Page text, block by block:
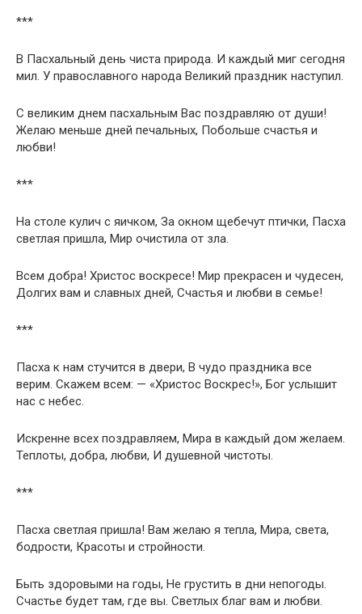
***
В Пасхальный день чиста природа. И каждый миг сегодня
мил. У православного народа Великий праздник наступил.
С великим днем пасхальным Вас поздравляю от души!
Желаю меньше дней печальных, Побольше счастья и
любви!
***
На столе кулич с яичком, За окном щебечут птички, Пасха
светлая пришла, Мир очистила от зла.
Всем добра! Христос воскресе! Мир прекрасен и чудесен,
Долгих вам и славных дней, Счастья и любви в семье!
***
Пасха к нам стучится в двери, В чудо праздника все
верим. Скажем всем: — «Христос Воскрес!», Бог услышит
нас с небес.
Искренне всех поздравляем, Мира в каждый дом желаем.
Теплоты, добра, любви, И душевной чистоты.
***
Пасха светлая пришла! Вам желаю я тепла, Мира, света,
бодрости, Красоты и стройности.
Быть здоровыми на годы, Не грустить в дни непогоды.
Счастье будет там, где вы. Светлых благ вам и любви.